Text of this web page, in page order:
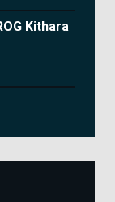
Kithara